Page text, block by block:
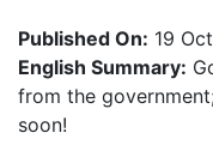
Published On: 19
English Summary:
from the
soon!